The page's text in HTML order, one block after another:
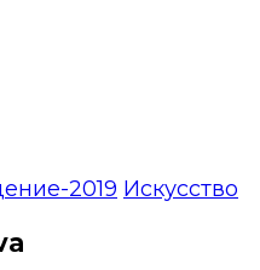
2019 Искусство